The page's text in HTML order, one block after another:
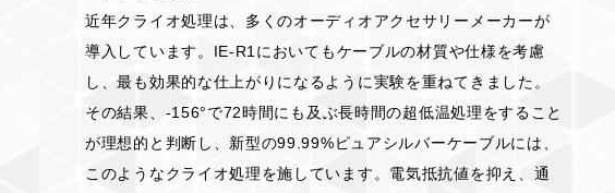
近年クライオ処理は、多くのオーディオアクセサリーメーカーが
導入しています。IE-R1においてもケーブルの材質や仕様を考慮
し、最も効果的な仕上がりになるように実験を重ねてきました。
その結果、-156°で72時間にも及ぶ長時間の超低温処理をすること
が理想的と判断し、新型の99.99%ピュアシルバーケーブルには、
このようなクライオ処理を施しています。電気抵抗値を抑え、通